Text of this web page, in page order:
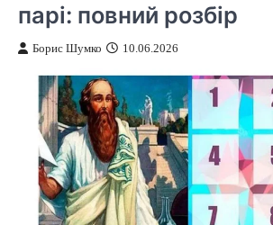
парі: повний розбір
Борис Шумко 10.06.2026